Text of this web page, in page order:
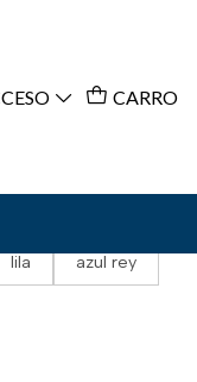
CARRO
lila azul rey